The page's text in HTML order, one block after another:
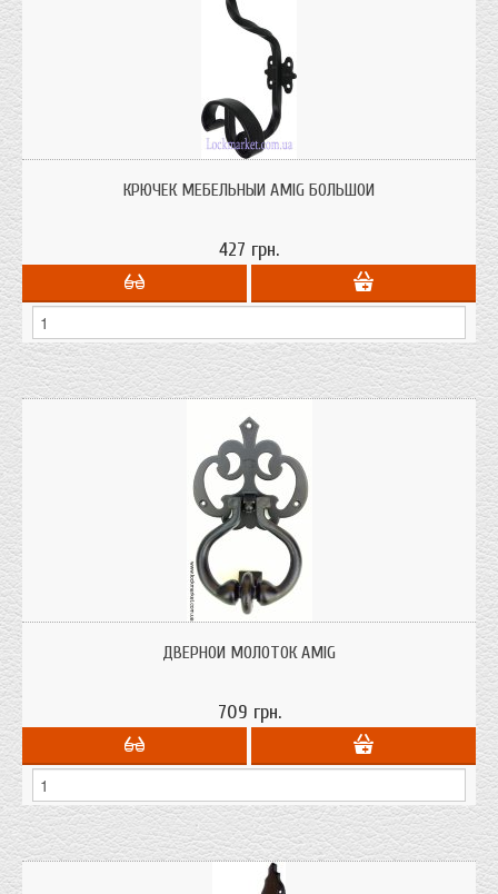
КРЮЧЁК МЕБЕЛЬНЫЙ AMIG БОЛЬШОЙ
427 грн.
эпоксидное; производитель - ИспанияДВЕРНОЙ МОЛОТОК AMIG
709 грн.